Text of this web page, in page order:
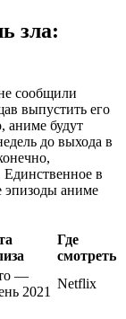
зла:
сообщили
выпустить его
аниме будут
до выхода в
в
эпизоды аниме
Где
смотреть
—
2021
Netflix